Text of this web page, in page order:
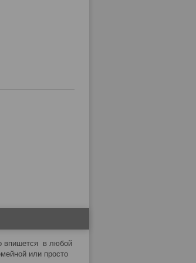
впишется в любой
или просто